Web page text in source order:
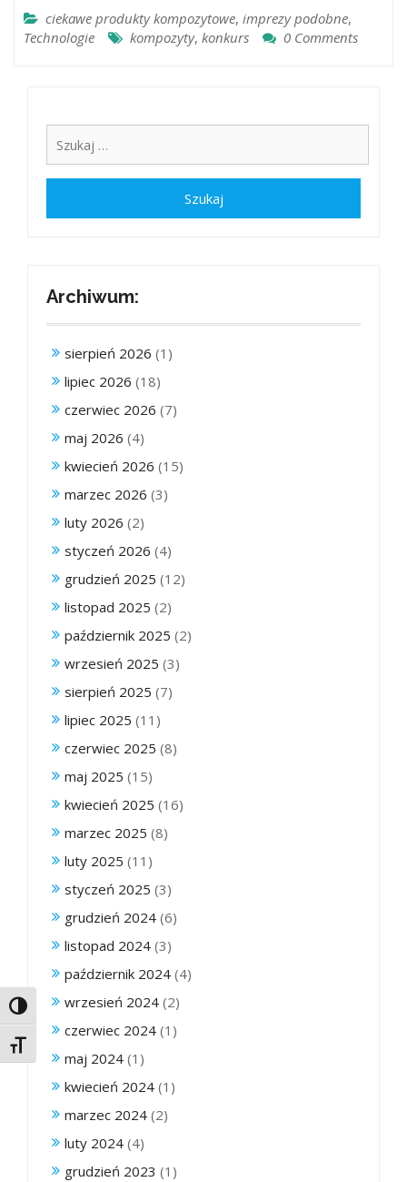
Toggle High Contrast
Toggle Font size
ciekawe produkty kompozytowe, imprezy podobne,
Technologie
kompozyty, konkurs 0 Comments
Archiwum:
sierpień 2026 (1)
lipiec 2026 (18)
czerwiec 2026 (7)
maj 2026 (4)
kwiecień 2026 (15)
marzec 2026 (3)
luty 2026 (2)
styczeń 2026 (4)
grudzień 2025 (12)
listopad 2025 (2)
październik 2025 (2)
wrzesień 2025 (3)
sierpień 2025 (7)
lipiec 2025 (11)
czerwiec 2025 (8)
maj 2025 (15)
kwiecień 2025 (16)
marzec 2025 (8)
luty 2025 (11)
styczeń 2025 (3)
grudzień 2024 (6)
listopad 2024 (3)
październik 2024 (4)
wrzesień 2024 (2)
czerwiec 2024 (1)
maj 2024 (1)
kwiecień 2024 (1)
marzec 2024 (2)
luty 2024 (4)
grudzień 2023 (1)